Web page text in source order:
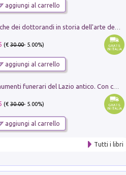
aggiungi al carrello
Ricerche dei dottorandi in storia dell'arte della Sapienza
(€30.00- 5.00%)
aggiungi al carrello
I monumenti funerari del Lazio antico. Con cartella con tavole
(€30.00- 5.00%)
aggiungi al carrello
Tutti i libri